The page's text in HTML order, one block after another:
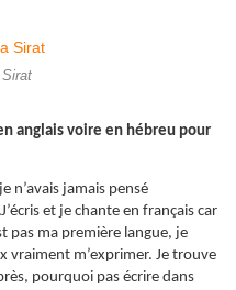
anglais voire en hébreu pour
n’avais jamais pensé
et je chante en français car
pas ma première langue, je
vraiment m’exprimer. Je trouve
pourquoi pas écrire dans